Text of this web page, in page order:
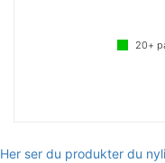
20+
Her ser du produkter du